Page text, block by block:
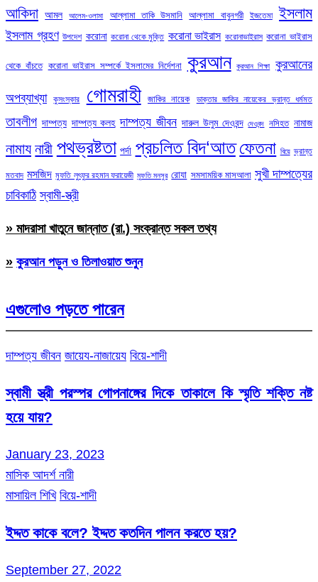
আকিদা আমল আলেম-ওলামা আল্লামা তাকি উসমানি আল্লামা বাবুনগরী ইজতেমা ইসলাম
ইসলাম গ্রহণ উপদেশ করোনা করোনা থেকে মুক্তি করোনা ভাইরাস করোনাভাইরাস করোনা ভাইরাস
থেকে বাঁচতে করোনা ভাইরাস সম্পর্কে ইসলামের নির্দেশনা কুরআন কুরআন শিক্ষা কুরআনের
অপব্যাখ্যা কুসংস্কার গোমরাহী জাকির নায়েক ডাক্তার জাকির নায়েকের ভ্রান্ত ধর্মমত
তাবলীগ দাম্পত্য দাম্পত্য কলহ দাম্পত্য জীবন দারুল উলুম দেওবন্দ দেওবন্দ নসিহত নামাজ
নামায নারী পথভ্রষ্টতা পর্দা প্রচলিত বিদ‘আত ফেতনা বিয়ে ভ্রান্ত
মতবাদ মসজিদ মুফতি লুৎফুর রহমান ফরায়েজী মুফতি মনসুর রোযা সমসাময়িক মাসআলা সুখী দাম্পত্যের
চাবিকাঠি স্বামী-স্ত্রী
» মাদরাসা খাতুনে জান্নাত (রা.) সংক্রান্ত সকল তথ্য
» কুরআন পড়ুন ও তিলাওয়াত শুনুন
এগুলোও পড়তে পারেন
দাম্পত্য জীবন জায়েয-নাজায়েয বিয়ে-শাদী
স্বামী স্ত্রী পরস্পর গোপনাঙ্গের দিকে তাকালে কি স্মৃতি শক্তি নষ্ট
হয়ে যায়?
January 23, 2023
মাসিক আদর্শ নারী
মাসায়িল শিখি বিয়ে-শাদী
ইদ্দত কাকে বলে? ইদ্দত কতদিন পালন করতে হয়?
September 27, 2022